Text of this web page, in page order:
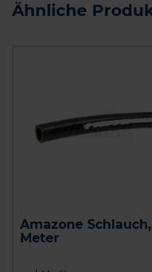
Ähnliche
Amazone Schlauch,
Meter